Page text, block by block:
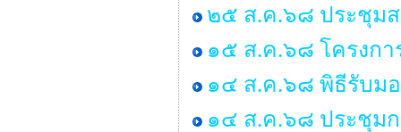
๒๕ ส.ค.๖๘ ประชุม
๑๕ ส.ค.๖๘ โครงก
๑๔ ส.ค.๖๘ พิธีรับม
๑๔ ส.ค.๖๘ ประชุม